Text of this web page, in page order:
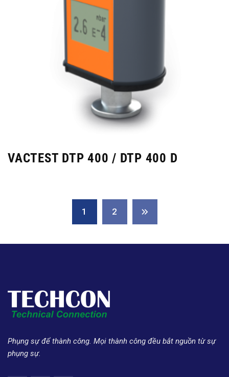
VACTEST DTP 400 / DTP 400 D
1 2
Phụng sự để thành công. Mọi thành công đều bắt nguồn từ sự
phụng sự.